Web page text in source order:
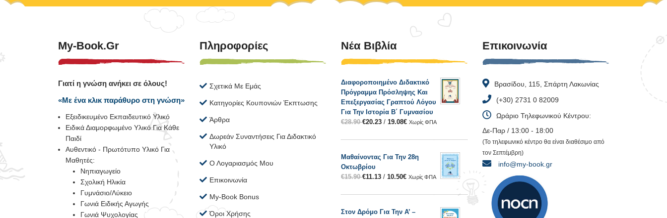
My-Book.gr
Γιατί η γνώση ανήκει σε όλους!
«Με ένα κλικ παράθυρο στη γνώση»
Εξειδικευμένο Εκπαιδευτικό Υλικό
Ειδικά Διαμορφωμένο Υλικό Για Κάθε
Παιδί
Αυθεντικό - Πρωτότυπο Υλικό Για
Μαθητές:
Νηπιαγωγείο
Σχολική Ηλικία
Γυμνάσιο/Λύκειο
Γωνιά Ειδικής Αγωγής
Γωνιά Ψυχολογίας
Πληροφορίες
Σχετικά Με Εμάς
Κατηγορίες Κουπονιών Έκπτωσης
Άρθρα
Δωρεάν Συναντήσεις Για Διδακτικό
Υλικό
Ο Λογαριασμός Μου
Επικοινωνία
My-Book Bonus
Όροι Χρήσης
Νέα Βιβλία
Διαφοροποιημένο Διδακτικό
Πρόγραμμα Πρόσληψης Και
Επεξεργασίας Γραπτού Λόγου
Για Την Ιστορία Β΄ Γυμνασίου
€28.90€20.23 / 19.08€ Χωρίς ΦΠΑ
Μαθαίνοντας Για Την 28η
Οκτωβρίου
€15.90€11.13 / 10.50€ Χωρίς ΦΠΑ
Στον Δρόμο Για Την Α’ –
Επικοινωνία
Βρασίδου, 115, Σπάρτη Λακωνίας
(+30) 2731 0 82009
Ωράριο Τηλεφωνικού Κέντρου:
Δε-Παρ / 13:00 - 18:00
(Το τηλεφωνικό κέντρο θα είναι διαθέσιμο από
τον Σεπτέμβρη)
info@my-book.gr